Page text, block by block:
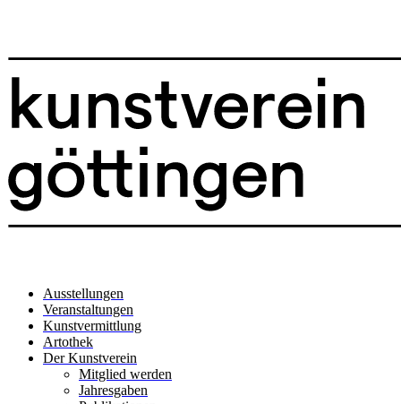
Ausstellungen
Veranstaltungen
Kunstvermittlung
Artothek
Der Kunstverein
Mitglied werden
Jahresgaben